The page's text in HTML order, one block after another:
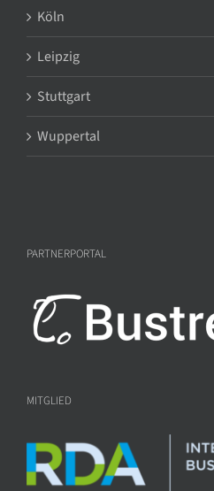
Köln
Leipzig
Stuttgart
Wuppertal
PARTNERPORTAL
MITGLIED